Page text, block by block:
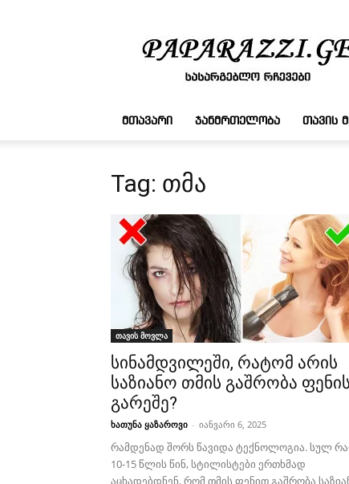
რჩევები
ᲛᲗᲐᲕᲐᲠᲘ ᲯᲐᲜᲛᲠᲗᲔᲚᲝᲑᲐ ᲗᲐᲕᲘᲡ
Tag: თმა
თავის მოვლა
სინამდვილეში, რატომ არის
საზიანო თმის გაშრობა ფენის
გარეშე?
ხათუნა ყაზაროვი - იანვარი 6, 2025
რამდენად შორს წავიდა ტექნოლოგია. სულ
10-15 წლის წინ, სტილისტები ერთხმად
აცხადებდნენ, რომ თმის ფენით გაშრობა